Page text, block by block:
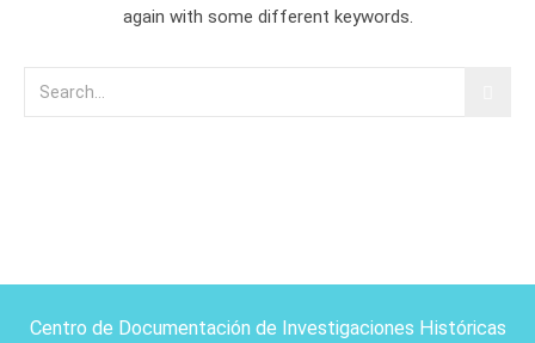
again with some different keywords.
Centro de Documentación de Investigaciones Históricas